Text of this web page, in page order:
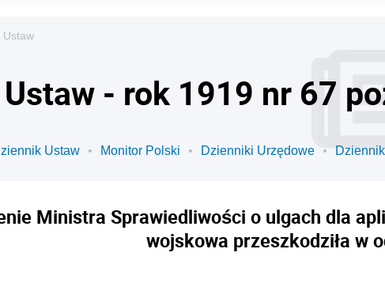
Ustaw
- rok 1919 nr 67
Ustaw Monitor Polski Dzienniki Urzędowe
Ministra Sprawiedliwości o ulgach dla
wojskowa przeszkodziła w